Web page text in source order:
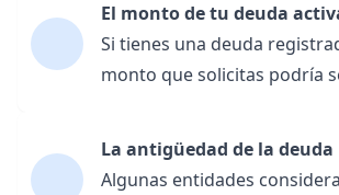
El monto de tu deuda
Si tienes una deuda
monto que solicitas podría
La antigüedad de la deuda
Algunas entidades